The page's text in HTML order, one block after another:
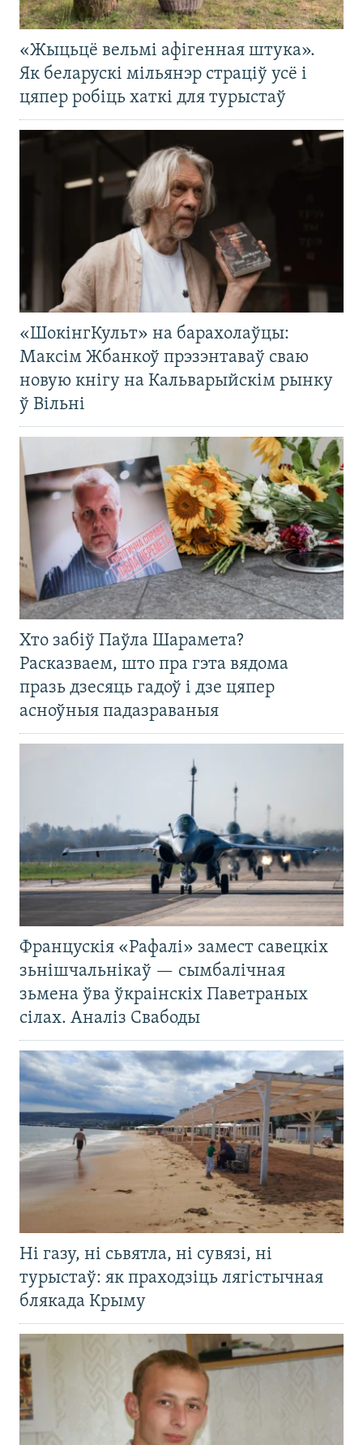
«Жыцьцё вельмі афігенная штука».
Як беларускі мільянэр страціў усё і
цяпер робіць хаткі для турыстаў
«ШокінгКульт» на барахолаўцы:
Максім Жбанкоў прэзэнтаваў сваю
новую кнігу на Кальварыйскім рынку
ў Вільні
Хто забіў Паўла Шарамета?
Расказваем, што пра гэта вядома
празь дзесяць гадоў і дзе цяпер
асноўныя падазраваныя
Францускія «Рафалі» замест савецкіх
зьнішчальнікаў — сымбалічная
зьмена ўва ўкраінскіх Паветраных
сілах. Аналіз Свабоды
Ні газу, ні сьвятла, ні сувязі, ні
турыстаў: як праходзіць лягістычная
блякада Крыму